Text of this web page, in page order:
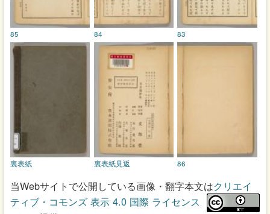
83
84
85
86
裏表紙見返
裏表紙
当Webサイトで公開している画像・翻字本文はクリエイ
ティブ・コモンズ 表示 4.0 国際 ライセンス